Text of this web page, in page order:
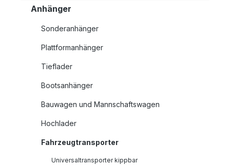
Anhänger
Sonderanhänger
Plattformanhänger
Tieflader
Bootsanhänger
Bauwagen und Mannschaftswagen
Hochlader
Fahrzeugtransporter
Universaltransporter kippbar